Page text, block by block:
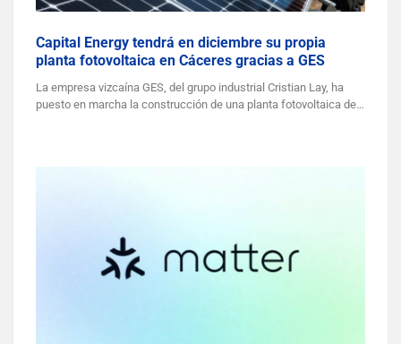
Capital Energy tendrá en diciembre su propia
planta fotovoltaica en Cáceres gracias a GES
La empresa vizcaína GES, del grupo industrial Cristian Lay, ha
puesto en marcha la construcción de una planta fotovoltaica de…